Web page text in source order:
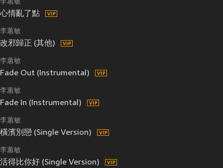
李蕙敏
心情亂了點
李蕙敏
改邪歸正 (其他)
李蕙敏
Fade Out (Instrumental)
李蕙敏
Fade In (Instrumental)
李蕙敏
橫濱別戀 (Single Version)
李蕙敏
活得比你好 (Single Version)